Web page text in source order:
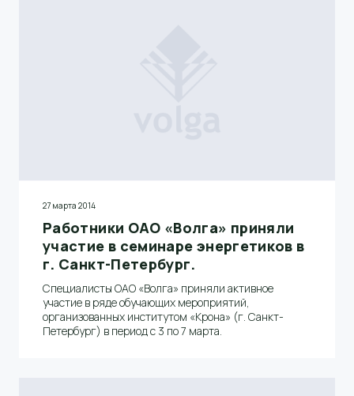
27 марта 2014
Работники ОАО «Волга» приняли
участие в семинаре энергетиков в
г. Санкт-Петербург.
Специалисты ОАО «Волга» приняли активное
участие в ряде обучающих мероприятий,
организованных институтом «Крона» (г. Санкт-
Петербург) в период с 3 по 7 марта.